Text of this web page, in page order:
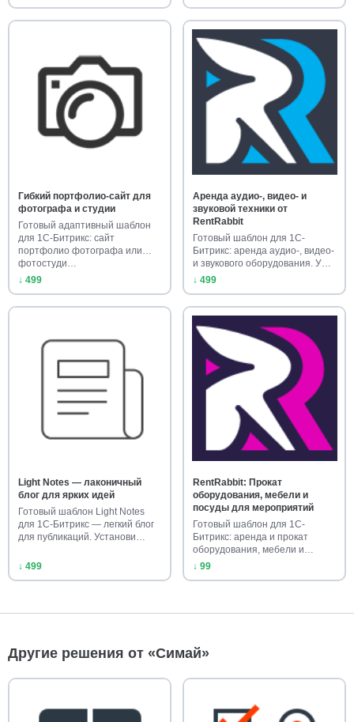
Гибкий портфолио-сайт для
фотографа и студии
Готовый адаптивный шаблон
для 1С-Битрикс: сайт
портфолио фотографа или
фотостуди…
↓ 499
Аренда аудио-, видео- и
звуковой техники от
RentRabbit
Готовый шаблон для 1С-
Битрикс: аренда аудио-, видео-
и звукового оборудования. У…
↓ 499
Light Notes — лаконичный
блог для ярких идей
Готовый шаблон Light Notes
для 1С-Битрикс — легкий блог
для публикаций. Установи…
↓ 499
RentRabbit: Прокат
оборудования, мебели и
посуды для мероприятий
Готовый шаблон для 1С-
Битрикс: аренда и прокат
оборудования, мебели и
посуды для…
↓ 99
Другие решения от «Симай»